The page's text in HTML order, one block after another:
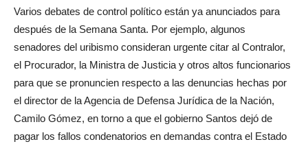
Varios debates de control político están ya anunciados para
después de la Semana Santa. Por ejemplo, algunos
senadores del uribismo consideran urgente citar al Contralor,
el Procurador, la Ministra de Justicia y otros altos funcionarios
para que se pronuncien respecto a las denuncias hechas por
el director de la Agencia de Defensa Jurídica de la Nación,
Camilo Gómez, en torno a que el gobierno Santos dejó de
pagar los fallos condenatorios en demandas contra el Estado